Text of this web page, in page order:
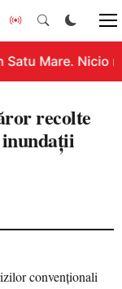
Satu Mare. Nicio
recolte
convenţionali